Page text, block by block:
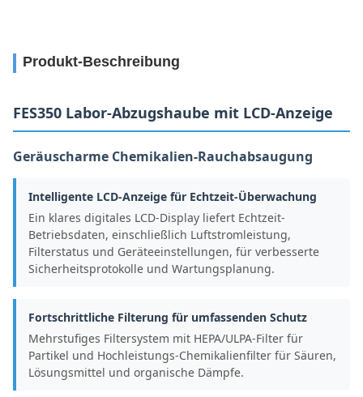
Produkt-Beschreibung
FES350 Labor-Abzugshaube mit LCD-Anzeige
Geräuscharme Chemikalien-Rauchabsaugung
Intelligente LCD-Anzeige für Echtzeit-Überwachung
Ein klares digitales LCD-Display liefert Echtzeit-
Betriebsdaten, einschließlich Luftstromleistung,
Filterstatus und Geräteeinstellungen, für verbesserte
Sicherheitsprotokolle und Wartungsplanung.
Fortschrittliche Filterung für umfassenden Schutz
Mehrstufiges Filtersystem mit HEPA/ULPA-Filter für
Partikel und Hochleistungs-Chemikalienfilter für Säuren,
Lösungsmittel und organische Dämpfe.